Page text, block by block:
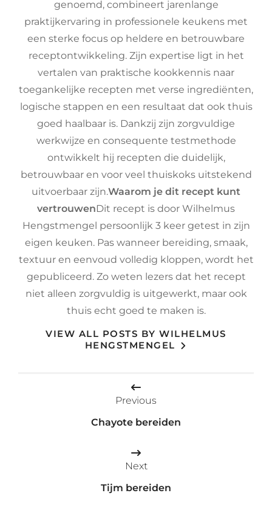
genoemd, combineert jarenlange
praktijkervaring in professionele keukens met
een sterke focus op heldere en betrouwbare
receptontwikkeling. Zijn expertise ligt in het
vertalen van praktische kookkennis naar
toegankelijke recepten met verse ingrediënten,
logische stappen en een resultaat dat ook thuis
goed haalbaar is. Dankzij zijn zorgvuldige
werkwijze en consequente testmethode
ontwikkelt hij recepten die duidelijk,
betrouwbaar en voor veel thuiskoks uitstekend
uitvoerbaar zijn.Waarom je dit recept kunt
vertrouwenDit recept is door Wilhelmus
Hengstmengel persoonlijk 3 keer getest in zijn
eigen keuken. Pas wanneer bereiding, smaak,
textuur en eenvoud volledig kloppen, wordt het
gepubliceerd. Zo weten lezers dat het recept
niet alleen zorgvuldig is uitgewerkt, maar ook
thuis echt goed te maken is.
VIEW ALL POSTS BY WILHELMUS
HENGSTMENGEL
Previous
Chayote bereiden
Next
Tijm bereiden